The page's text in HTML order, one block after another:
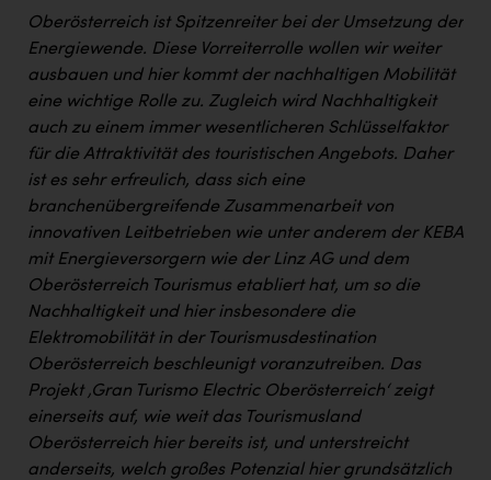
Oberösterreich ist Spitzenreiter bei der Umsetzung der
Energiewende. Diese Vorreiterrolle wollen wir weiter
ausbauen und hier kommt der nachhaltigen Mobilität
eine wichtige Rolle zu. Zugleich wird Nachhaltigkeit
auch zu einem immer wesentlicheren Schlüsselfaktor
für die Attraktivität des touristischen Angebots. Daher
ist es sehr erfreulich, dass sich eine
branchenübergreifende Zusammenarbeit von
innovativen Leitbetrieben wie unter anderem der KEBA
mit Energieversorgern wie der Linz AG und dem
Oberösterreich Tourismus etabliert hat, um so die
Nachhaltigkeit und hier insbesondere die
Elektromobilität in der Tourismusdestination
Oberösterreich beschleunigt voranzutreiben. Das
Projekt ‚Gran Turismo Electric Oberösterreich‘ zeigt
einerseits auf, wie weit das Tourismusland
Oberösterreich hier bereits ist, und unterstreicht
anderseits, welch großes Potenzial hier grundsätzlich